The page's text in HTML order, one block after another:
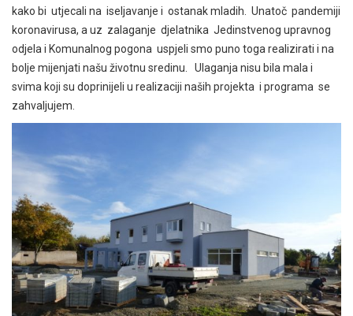
kako bi utjecali na iseljavanje i ostanak mladih. Unatoč pandemiji
koronavirusa, a uz zalaganje djelatnika Jedinstvenog upravnog
odjela i Komunalnog pogona uspjeli smo puno toga realizirati i na
bolje mijenjati našu životnu sredinu. Ulaganja nisu bila mala i
svima koji su doprinijeli u realizaciji naših projekta i programa se
zahvaljujem.